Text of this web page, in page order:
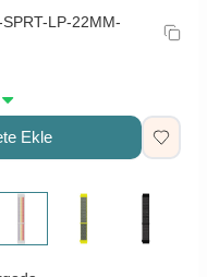
LP-22MM-
Ekle